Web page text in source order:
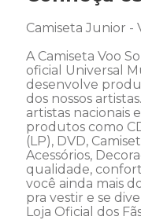
Camiseta Junior -
A Camiseta Voo
oficial Universal
desenvolve
dos nossos
artistas nacionais
produtos como
(LP), DVD,
Acessórios,
qualidade,
você ainda mais
pra vestir e se
Loja Oficial dos